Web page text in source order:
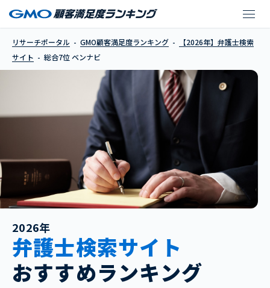
リサーチポータル GMO顧客満足度ランキング
【2026年】弁護士検索
サイト
総合7位 ベンナビ
2026年
弁護士検索サイト
おすすめランキング